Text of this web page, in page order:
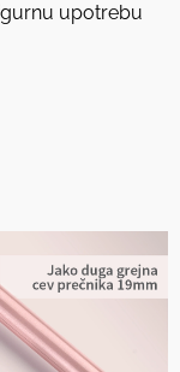
upotrebu